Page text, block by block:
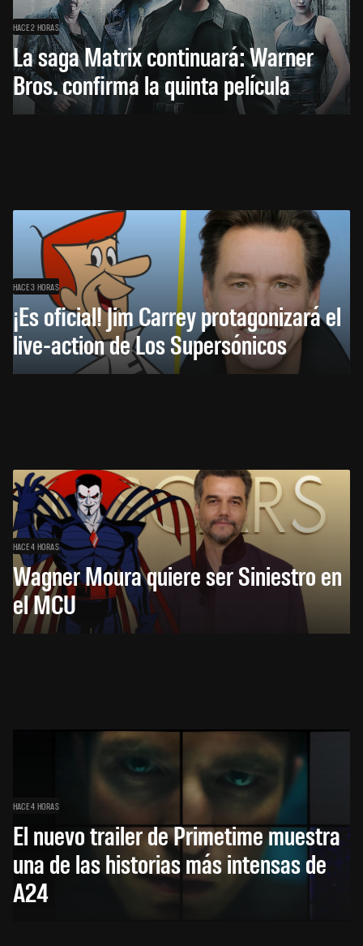
HACE 2 HORAS
La saga Matrix continuará: Warner
Bros. confirma la quinta película
HACE 3 HORAS
¡Es oficial! Jim Carrey protagonizará el
live-action de Los Supersónicos
HACE 4 HORAS
Wagner Moura quiere ser Siniestro en
el MCU
HACE 4 HORAS
El nuevo trailer de Primetime muestra
una de las historias más intensas de
A24